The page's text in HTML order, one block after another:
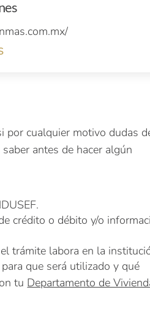
por cualquier motivo dudas
antes de hacer algún
crédito o débito y/o
trámite labora en la
que será utilizado y qué
tu Departamento de